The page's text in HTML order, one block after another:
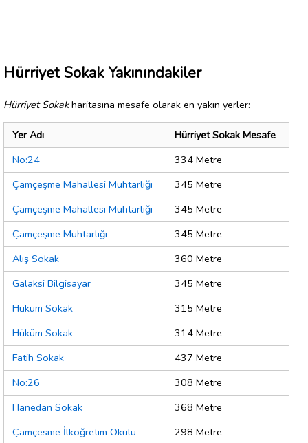
Hürriyet Sokak Yakınındakiler
Hürriyet Sokakharitasına mesafe olarak en yakın yerler:
Yer Adı
Hürriyet Sokak Mesafe
No:24
334 Metre
Çamçeşme Mahallesi Muhtarlığı
345 Metre
Çamçeşme Mahallesi Muhtarlığı
345 Metre
Çamçeşme Muhtarlığı
345 Metre
Alış Sokak
360 Metre
Galaksi Bilgisayar
345 Metre
Hüküm Sokak
315 Metre
Hüküm Sokak
314 Metre
Fatih Sokak
437 Metre
No:26
308 Metre
Hanedan Sokak
368 Metre
Çamçesme İlköğretim Okulu
298 Metre